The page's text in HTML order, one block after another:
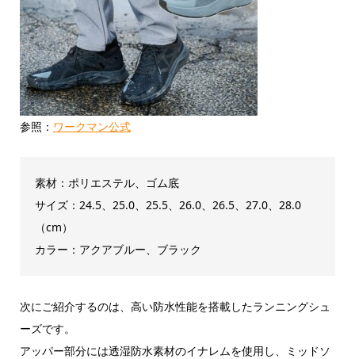
参照： ワークマン公式
素材：ポリエステル、ゴム底
サイズ：24.5、25.0、25.5、26.0、26.5、27.0、28.0
（cm）
カラー：アクアブルー、ブラック
次にご紹介するのは、高い防水性能を搭載したランニングシュ
ーズです。
アッパー部分には透湿防水素材のイナレムを使用し、ミッドソ